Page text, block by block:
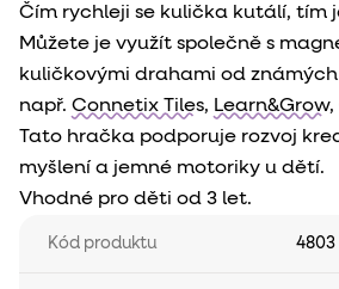
Čím rychleji se kulička kutálí, tím
Můžete je využít společně s
kuličkovými drahami od
např. Connetix Tiles, Learn&Grow,
Tato hračka podporuje rozvoj
myšlení a jemné motoriky u dětí.
Vhodné pro děti od 3 let.
Kód produktu 4803